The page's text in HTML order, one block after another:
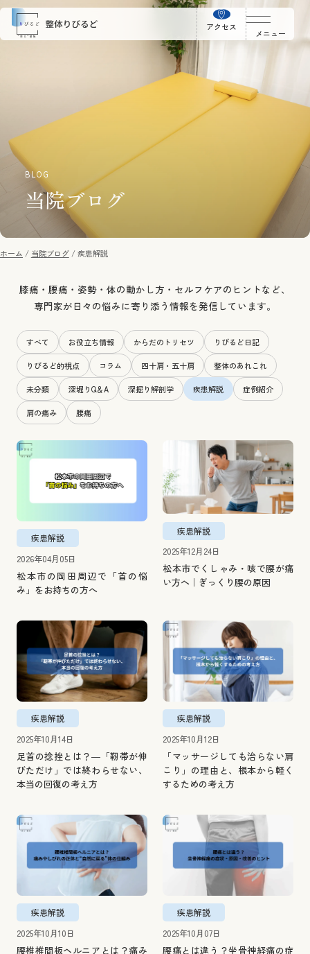
アクセス
メニュー
BLOG
当院ブログ
ホーム 当院ブログ 疾患解説
膝痛・腰痛・姿勢・体の動かし方・セルフケアのヒントなど、
専門家が日々の悩みに寄り添う情報を発信しています。
すべて お役立ち情報 からだのトリセツ りびるど日記
りびるど的視点 コラム 四十肩・五十肩 整体のあれこれ
未分類 深堀りQ＆A 深掘り解剖学 疾患解説 症例紹介
肩の痛み 腰痛
疾患解説
2026年04月05日
松本市の岡田周辺で「首の悩
み」をお持ちの方へ
疾患解説
2025年12月24日
松本市でくしゃみ・咳で腰が痛
い方へ｜ぎっくり腰の原因
疾患解説
2025年10月14日
足首の捻挫とは？―「靭帯が伸
びただけ」では終わらせない、
本当の回復の考え方
疾患解説
2025年10月12日
「マッサージしても治らない肩
こり」の理由と、根本から軽く
するための考え方
疾患解説
2025年10月10日
腰椎椎間板ヘルニアとは？痛み
疾患解説
2025年10月07日
腰痛とは違う？坐骨神経痛の症